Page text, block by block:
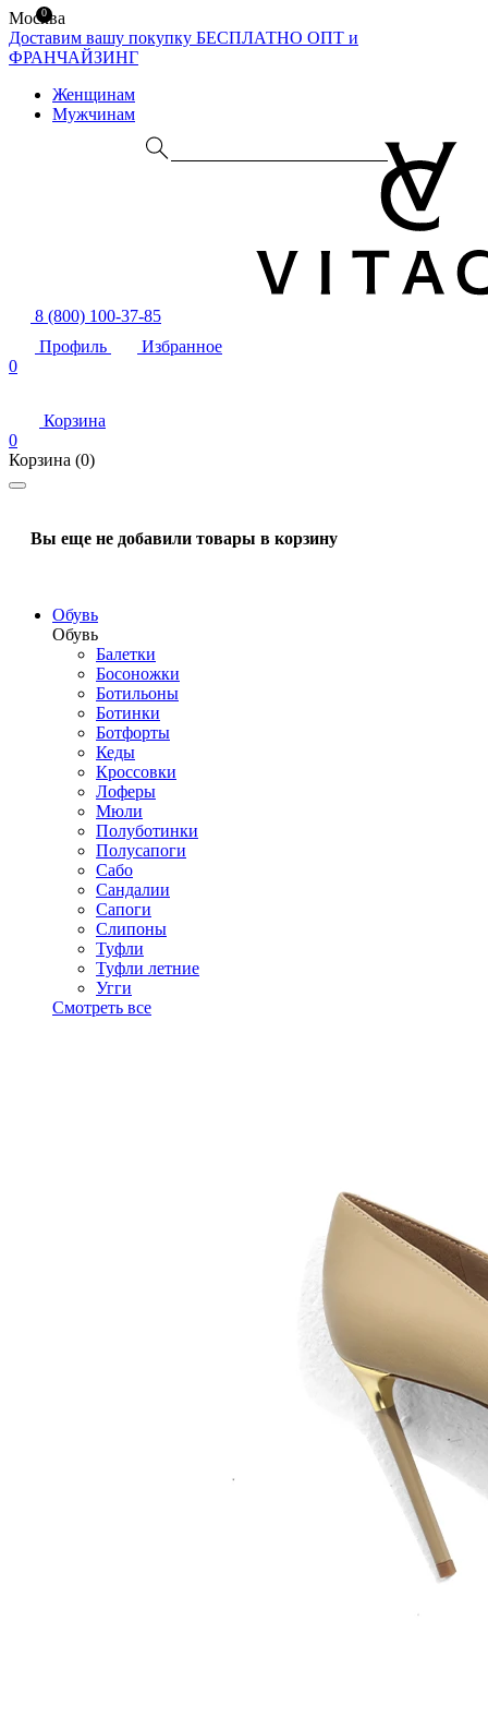
Москва
Доставим вашу покупку БЕСПЛАТНО ОПТ и
ФРАНЧАЙЗИНГ
Женщинам
Мужчинам
8 (800) 100-37-85
Профиль
Избранное
0
Корзина
0
Корзина (0)
Вы еще не добавили товары в корзину
Обувь
Обувь
Балетки
Босоножки
Ботильоны
Ботинки
Ботфорты
Кеды
Кроссовки
Лоферы
Мюли
Полуботинки
Полусапоги
Сабо
Сандалии
Сапоги
Слипоны
Туфли
Туфли летние
Угги
Смотреть все
0